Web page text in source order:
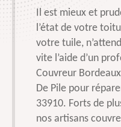
Il est mieux et
l’état de votre
votre tuile,
vite l’aide d’un
Couvreur
De Pile pour
33910. Forts de
nos artisans